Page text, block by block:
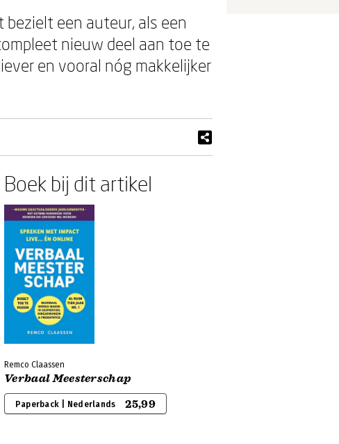
bezielt een auteur, als een
nieuw deel aan toe te
en vooral nóg makkelijker
Boek bij dit artikel
Remco Claassen
Verbaal Meesterschap
Paperback | Nederlands 25,99